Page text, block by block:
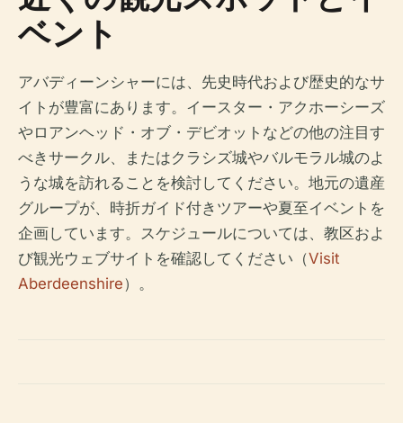
ベント
アバディーンシャーには、先史時代および歴史的なサ
イトが豊富にあります。イースター・アクホーシーズ
やロアンヘッド・オブ・デビオットなどの他の注目す
べきサークル、またはクラシズ城やバルモラル城のよ
うな城を訪れることを検討してください。地元の遺産
グループが、時折ガイド付きツアーや夏至イベントを
企画しています。スケジュールについては、教区およ
び観光ウェブサイトを確認してください（Visit
Aberdeenshire）。